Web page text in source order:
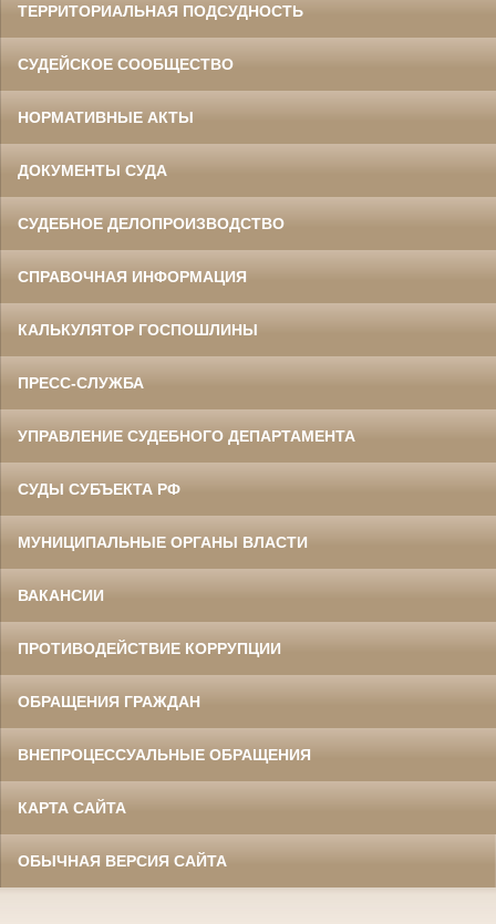
ТЕРРИТОРИАЛЬНАЯ ПОДСУДНОСТЬ
СУДЕЙСКОЕ СООБЩЕСТВО
НОРМАТИВНЫЕ АКТЫ
ДОКУМЕНТЫ СУДА
СУДЕБНОЕ ДЕЛОПРОИЗВОДСТВО
СПРАВОЧНАЯ ИНФОРМАЦИЯ
КАЛЬКУЛЯТОР ГОСПОШЛИНЫ
ПРЕСС-СЛУЖБА
УПРАВЛЕНИЕ СУДЕБНОГО ДЕПАРТАМЕНТА
СУДЫ СУБЪЕКТА РФ
МУНИЦИПАЛЬНЫЕ ОРГАНЫ ВЛАСТИ
ВАКАНСИИ
ПРОТИВОДЕЙСТВИЕ КОРРУПЦИИ
ОБРАЩЕНИЯ ГРАЖДАН
ВНЕПРОЦЕССУАЛЬНЫЕ ОБРАЩЕНИЯ
КАРТА САЙТА
ОБЫЧНАЯ ВЕРСИЯ САЙТА